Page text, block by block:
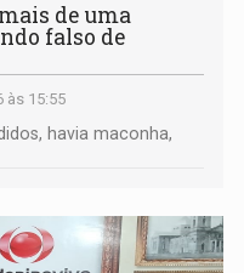
de uma
falso de
às 15:55
havia maconha,